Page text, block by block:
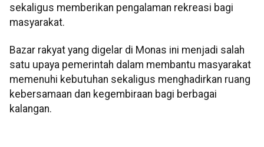
sekaligus memberikan pengalaman rekreasi bagi
masyarakat.
Bazar rakyat yang digelar di Monas ini menjadi salah
satu upaya pemerintah dalam membantu masyarakat
memenuhi kebutuhan sekaligus menghadirkan ruang
kebersamaan dan kegembiraan bagi berbagai
kalangan.